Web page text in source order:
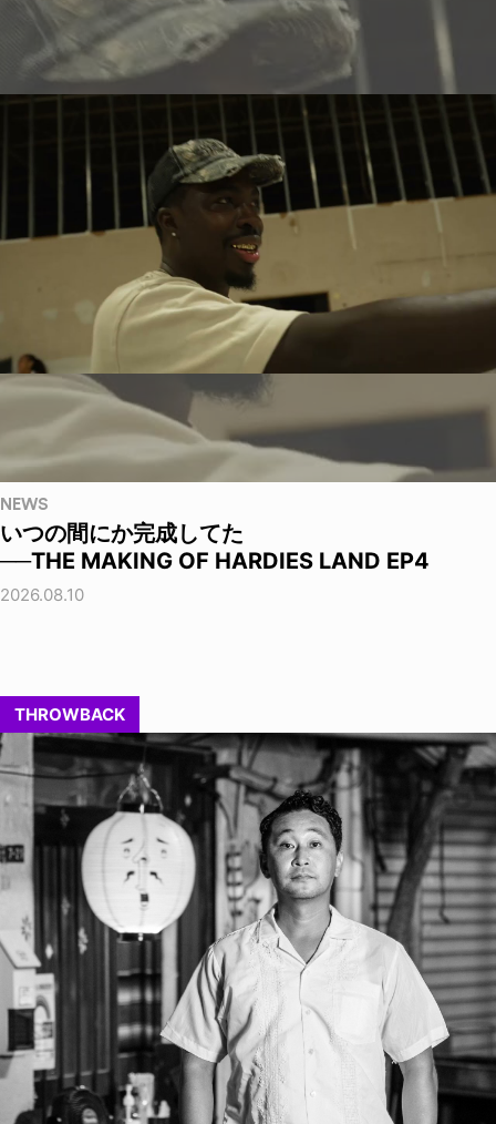
NEWS
いつの間にか完成してた
──THE MAKING OF HARDIES LAND EP4
2026.08.10
THROWBACK